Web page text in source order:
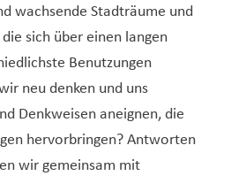
wachsende Stadträume und
sich über einen langen
Benutzungen
neu denken und uns
Denkweisen aneignen, die
hervorbringen? Antworten
wir gemeinsam mit